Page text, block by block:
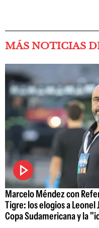
MÁS NOTICIAS
Marcelo Méndez con
Tigre: los elogios a
Copa Sudamericana y la